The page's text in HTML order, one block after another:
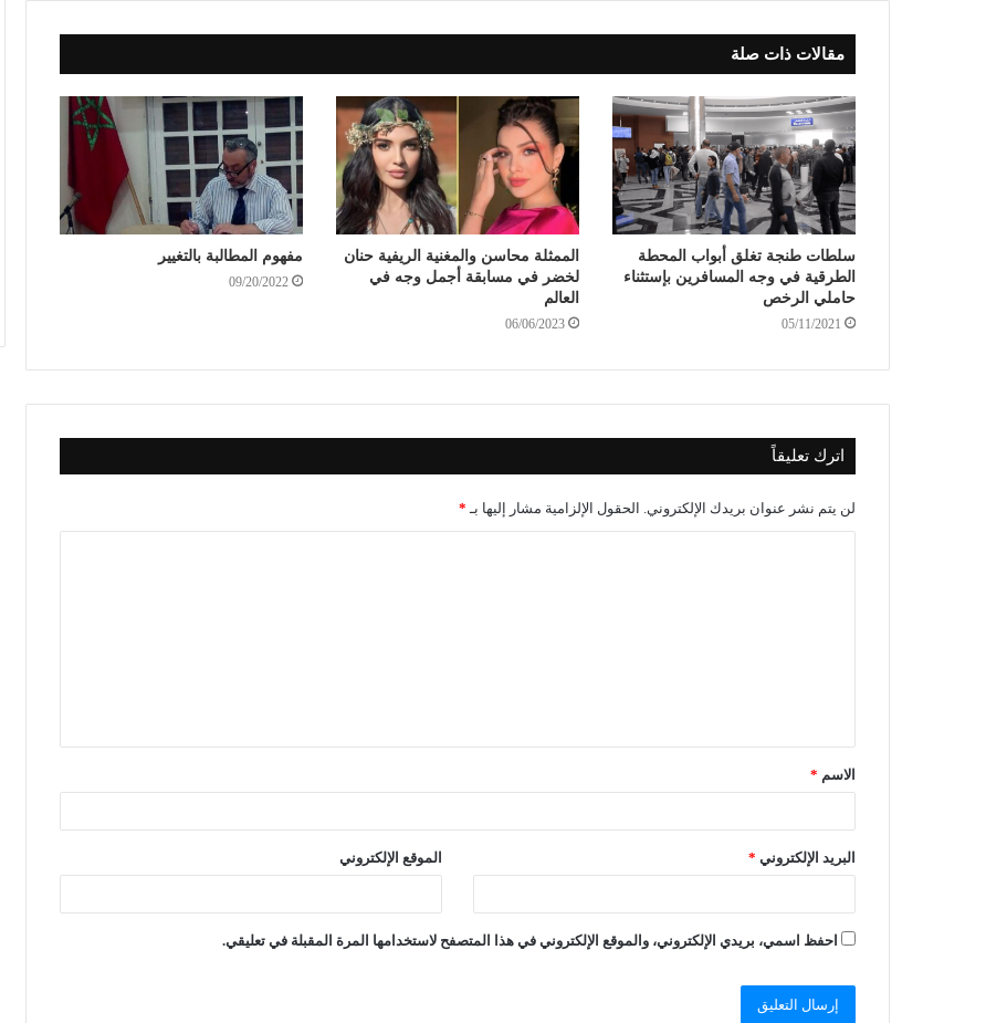
مقالات ذات صلة
سلطات طنجة تغلق أبواب المحطة
الطرقية في وجه المسافرين بإستثناء
حاملي الرخص
05/11/2021
الممثلة محاسن والمغنية الريفية حنان
لخضر في مسابقة أجمل وجه في
العالم
06/06/2023
مفهوم المطالبة بالتغيير
09/20/2022
اترك تعليقاً
لن يتم نشر عنوان بريدك الإلكتروني. الحقول الإلزامية مشار إليها بـ *
الاسم *
البريد الإلكتروني * الموقع الإلكتروني
احفظ اسمي، بريدي الإلكتروني، والموقع الإلكتروني في هذا المتصفح لاستخدامها المرة المقبلة في تعليقي.